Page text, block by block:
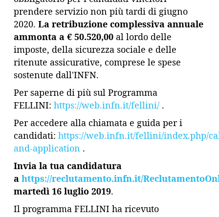
prendere servizio non più tardi di giugno
2020. La retribuzione complessiva annuale
ammonta a € 50.520,00 al lordo delle
imposte, della sicurezza sociale e delle
ritenute assicurative, comprese le spese
sostenute dall'INFN.
Per saperne di più sul Programma
FELLINI: https://web.infn.it/fellini/ .
Per accedere alla chiamata e guida per i
candidati: https://web.infn.it/fellini/index.php/
and-application .
Invia la tua candidatura
a https://reclutamento.infn.it/
martedì 16 luglio 2019.
Il programma FELLINI ha ricevuto